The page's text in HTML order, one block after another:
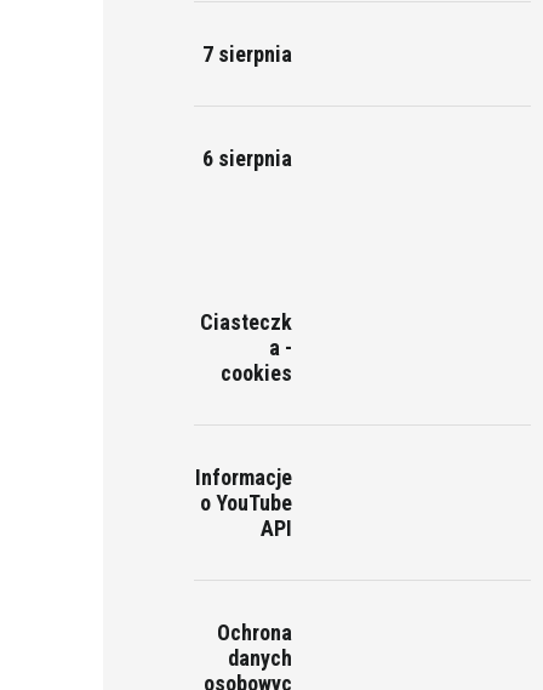
7 sierpnia
6 sierpnia
Ciasteczk
a -
cookies
Informacje
o YouTube
API
Ochrona
danych
osobowyc